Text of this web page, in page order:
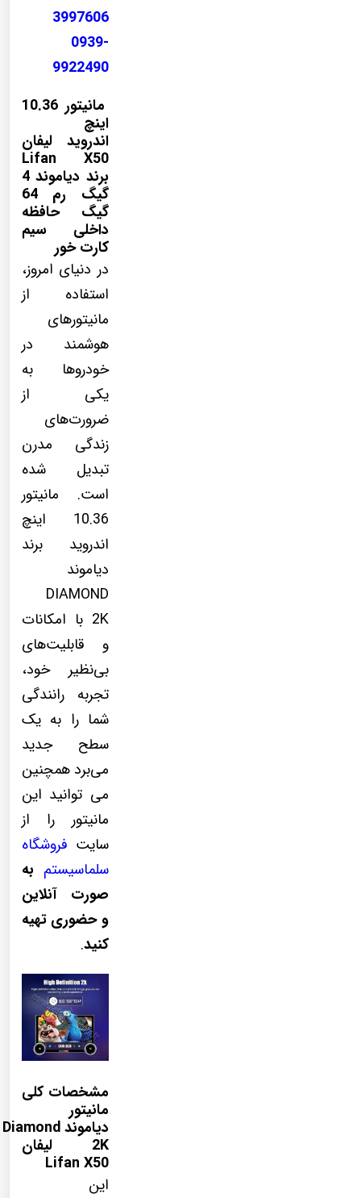
3997606
0939-
9922490
مانیتور 10.36
اینچ
اندروید لیفان
Lifan X50
برند دیاموند 4
گیگ رم 64
گیگ حافظه
داخلی سیم
کارت خور
در دنیای امروز،
استفاده از
مانیتورهای
هوشمند در
خودروها به
یکی از
ضرورت‌های
زندگی مدرن
تبدیل شده
است. مانیتور
10.36 اینچ
اندروید برند
دیاموند
DIAMOND
2K با امکانات
و قابلیت‌های
بی‌نظیر خود،
تجربه رانندگی
شما را به یک
سطح جدید
می‌برد همچنین
می توانید این
مانیتور را از
سایت فروشگاه
سلماسیستم به
صورت آنلاین
و حضوری تهیه
کنید.
مشخصات کلی
مانیتور
دیاموند Diamond
2K لیفان
Lifan X50
این